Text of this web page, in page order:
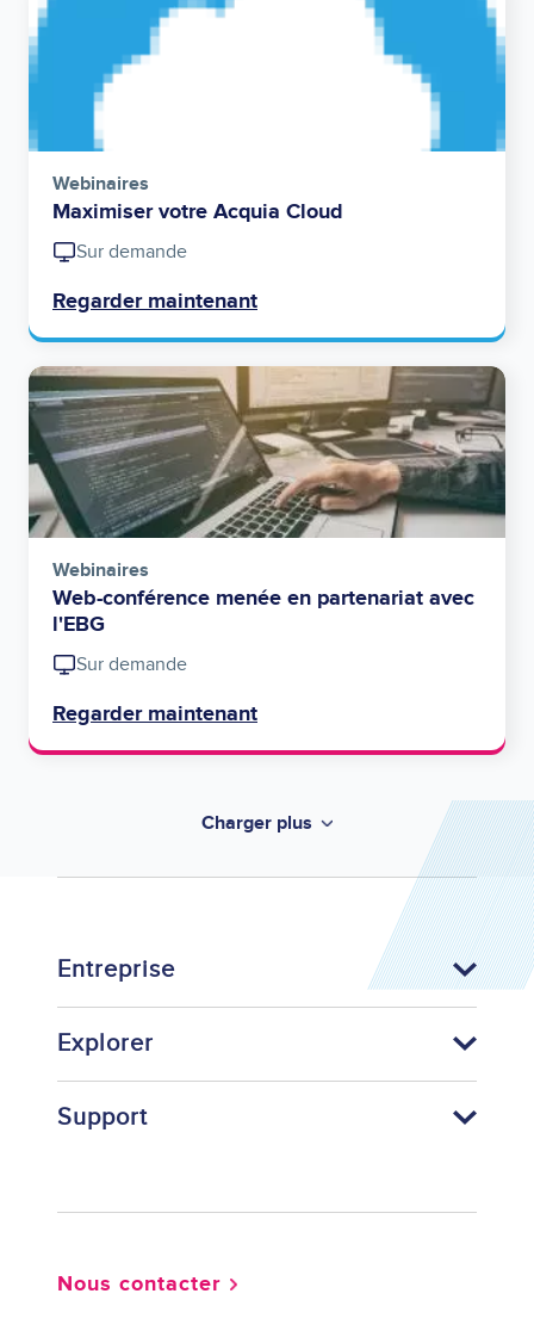
Webinaires
Maximiser votre Acquia Cloud
Sur demande
Regarder maintenant
Image
Webinaires
Web-conférence menée en partenariat avec
l'EBG
Sur demande
Regarder maintenant
Charger plus
Entreprise
Explorer
Support
Nous contacter